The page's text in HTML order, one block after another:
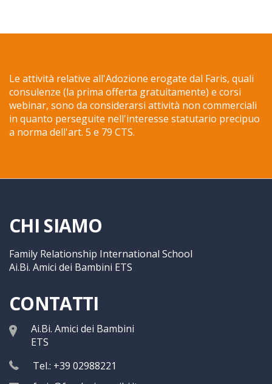
Le attività relative all'Adozione erogate dal Faris, quali
consulenze (la prima offerta gratuitamente) e corsi
webinar, sono da considerarsi attività non commerciali
in quanto perseguite nell'interesse statutario precipuo
a norma dell'art. 5 e 79 CTS.
CHI SIAMO
Family Relationship International School
Ai.Bi. Amici dei Bambini ETS
CONTATTI
Ai.Bi. Amici dei Bambini
ETS
Tel.: +39 02988221